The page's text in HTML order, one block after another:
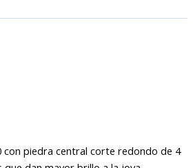
con piedra central corte redondo de 4